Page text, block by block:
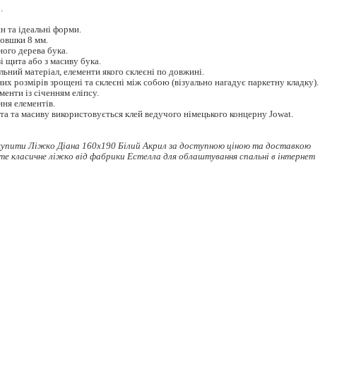
та ідеальні форми.
8 мм.
дерева бука.
щита або з масиву бука.
матеріал, елементи якого склеєні по довжині.
розмірів зрощені та склеєні між собою (візуально нагадує паркетну кладку).
із січенням еліпсу.
елементів.
та масиву використовується клей ведучого німецького концерну Jowat.
Ліжко Діана 160x190 Білий Акрил за доступною ціною та доставкою
класичне ліжковід фабрики Естелла для облаштування спальні в інтернет